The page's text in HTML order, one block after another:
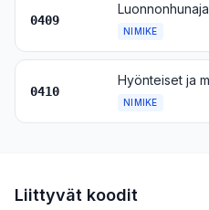
0409
Luonnonhunaja
NIMIKE
0410
NIMIKE
Liittyvät koodit